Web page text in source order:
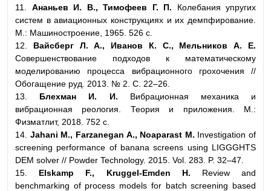
11. Ананьев И. В., Тимофеев Г. П. Колебания упругих
систем в авиационных конструкциях и их демпфирование.
М.: Машиностроение, 1965. 526 с.
12. Вайсберг Л. А., Иванов К. С., Мельников А. Е.
Совершенствование подходов к математическому
моделированию процесса вибрационного грохочения //
Обогащение руд. 2013. № 2. С. 22–26.
13. Блехман И. И. Вибрационная механика и
вибрационная реология. Теория и приложения. М.:
Физматлит, 2018. 752 с.
14. Jahani M., Farzanegan A., Noaparast M. Investigation of
screening performance of banana screens using LIGGGHTS
DEM solver // Powder Technology. 2015. Vol. 283. P. 32–47.
15. Elskamp F., Kruggel-Emden H. Review and
benchmarking of process models for batch screening based